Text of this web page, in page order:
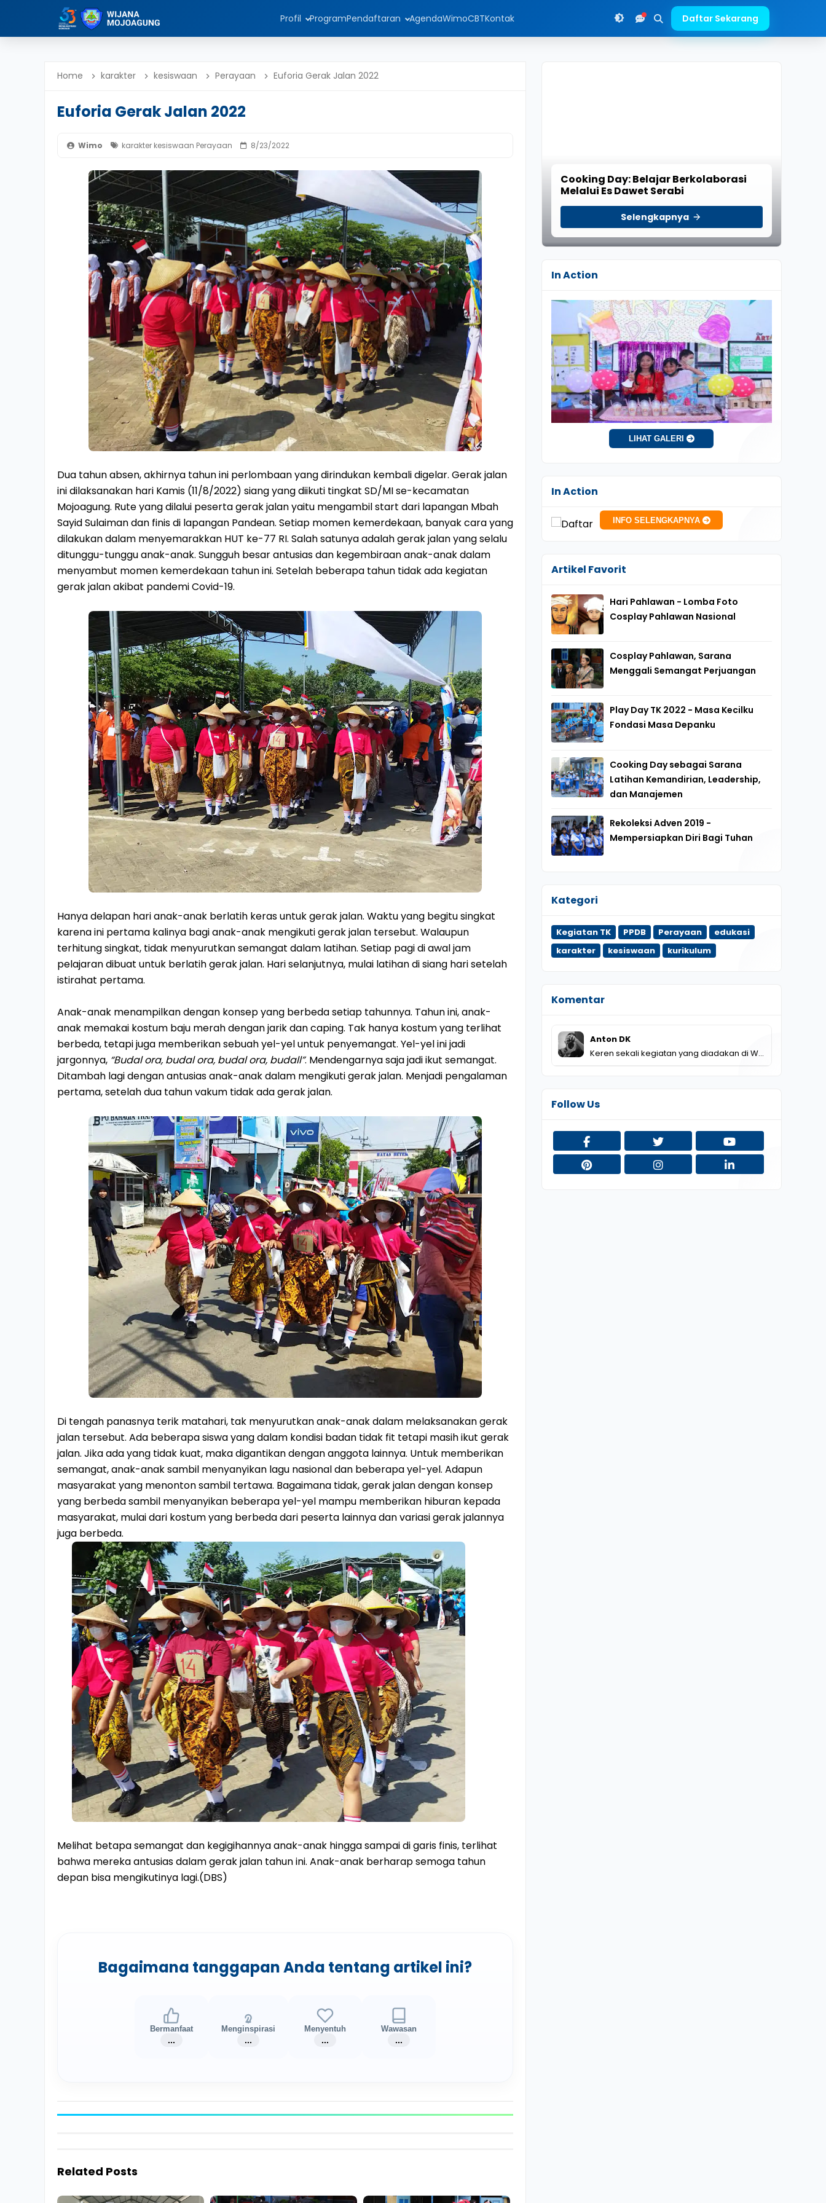
Profil ProgramPendaftaran AgendaWimoCBTKontak Daftar Sekarang
Home karakter kesiswaan Perayaan Euforia Gerak Jalan 2022
Euforia Gerak Jalan 2022
Wimo karakter kesiswaan Perayaan 8/23/2022
Dua tahun absen, akhirnya tahun ini perlombaan yang dirindukan kembali digelar. Gerak jalan
ini dilaksanakan hari Kamis (11/8/2022) siang yang diikuti tingkat SD/MI se-kecamatan
Mojoagung. Rute yang dilalui peserta gerak jalan yaitu mengambil start dari lapangan Mbah
Sayid Sulaiman dan finis di lapangan Pandean. Setiap momen kemerdekaan, banyak cara yang
dilakukan dalam menyemarakkan HUT ke-77 RI. Salah satunya adalah gerak jalan yang selalu
ditunggu-tunggu anak-anak. Sungguh besar antusias dan kegembiraan anak-anak dalam
menyambut momen kemerdekaan tahun ini. Setelah beberapa tahun tidak ada kegiatan
gerak jalan akibat pandemi Covid-19.
Hanya delapan hari anak-anak berlatih keras untuk gerak jalan. Waktu yang begitu singkat
karena ini pertama kalinya bagi anak-anak mengikuti gerak jalan tersebut. Walaupun
terhitung singkat, tidak menyurutkan semangat dalam latihan. Setiap pagi di awal jam
pelajaran dibuat untuk berlatih gerak jalan. Hari selanjutnya, mulai latihan di siang hari setelah
istirahat pertama.
Anak-anak menampilkan dengan konsep yang berbeda setiap tahunnya. Tahun ini, anak-
anak memakai kostum baju merah dengan jarik dan caping. Tak hanya kostum yang terlihat
berbeda, tetapi juga memberikan sebuah yel-yel untuk penyemangat. Yel-yel ini jadi
jargonnya, “Budal ora, budal ora, budal ora, budall”. Mendengarnya saja jadi ikut semangat.
Ditambah lagi dengan antusias anak-anak dalam mengikuti gerak jalan. Menjadi pengalaman
pertama, setelah dua tahun vakum tidak ada gerak jalan.
Di tengah panasnya terik matahari, tak menyurutkan anak-anak dalam melaksanakan gerak
jalan tersebut. Ada beberapa siswa yang dalam kondisi badan tidak fit tetapi masih ikut gerak
jalan. Jika ada yang tidak kuat, maka digantikan dengan anggota lainnya. Untuk memberikan
semangat, anak-anak sambil menyanyikan lagu nasional dan beberapa yel-yel. Adapun
masyarakat yang menonton sambil tertawa. Bagaimana tidak, gerak jalan dengan konsep
yang berbeda sambil menyanyikan beberapa yel-yel mampu memberikan hiburan kepada
masyarakat, mulai dari kostum yang berbeda dari peserta lainnya dan variasi gerak jalannya
juga berbeda.
Melihat betapa semangat dan kegigihannya anak-anak hingga sampai di garis finis, terlihat
bahwa mereka antusias dalam gerak jalan tahun ini. Anak-anak berharap semoga tahun
depan bisa mengikutinya lagi.(DBS)
Bagaimana tanggapan Anda tentang artikel ini?
Bermanfaat
...
Menginspirasi
...
Menyentuh
...
Wawasan
...
Related Posts
Cooking Day: Belajar Berkolaborasi
Melalui Es Dawet Serabi
Selengkapnya
In Action
LIHAT GALERI
In Action
INFO SELENGKAPNYA
Artikel Favorit
Hari Pahlawan - Lomba Foto
Cosplay Pahlawan Nasional
Cosplay Pahlawan, Sarana
Menggali Semangat Perjuangan
Play Day TK 2022 - Masa Kecilku
Fondasi Masa Depanku
Cooking Day sebagai Sarana
Latihan Kemandirian, Leadership,
dan Manajemen
Rekoleksi Adven 2019 -
Mempersiapkan Diri Bagi Tuhan
Kategori
Kegiatan TK PPDB Perayaan
edukasi
karakter
kesiswaan kurikulum
Komentar
Anton DK
Keren sekali kegiatan yang diadakan di W…
Follow Us